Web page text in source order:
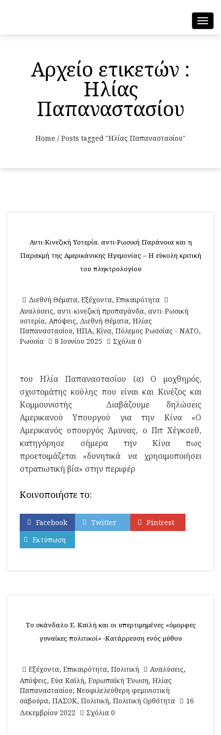
Αρχείο ετικετών :
Ηλίας
Παπαναστασίου
Home / Posts tagged "Ηλίας Παπαναστασίου"
Αντι-Κινεζική Υστερία, αντι-Ρωσική Παράνοια και η
Παρακμή της Αμερικάνικης Ηγεμονίας – H εύκολη κριτική
του πληκτρολογίου
Διεθνή Θέματα, Εξέχοντα, Επικαιρότητα
Αναλύσεις, αντι-κινεζική προπαγάνδα, αντι-Ρωσική
υστερία, Απόψεις, Διεθνή Θέματα, Ηλίας
Παπαναστασίου, ΗΠΑ, Κίνα, Πόλεμος Ρωσσίας - ΝΑΤΟ,
Ρωσσία
8 Ιουνίου 2025 Σχόλια 0
του Ηλία Παπαναστασίου (α) Ο μοχθηρός,
σχιστομάτης κούλης που είναι και Κινέζος και
Κομμουνιστής Διαβάζουμε δηλώσεις
Αμερικανού Υπουργού για την Κίνα «Ο
Αμερικανός υπουργός Άμυνας, ο Πιτ Χέγκσεθ,
κατηγόρησε σήμερα την Κίνα πως
προετοιμάζεται «δυνητικά να χρησιμοποιήσει
στρατιωτική βία» στην περιφέρ
Κοινοποιήστε το:
Facebook Twitter
Pintrest
Εκτύπωση
Το σκάνδαλο Ε. Καϊλή και οι υπερτιμημένες «όμορφες
γυναίκες πολιτικοί» -Κατάρρευση ενός μύθου
Εξέχοντα, Επικαιρότητα, Πολιτική Αναλύσεις,
Απόψεις, Εύα Καϊλή, Ευρωπαϊκή Ένωση, Ηλίας
Παπαναστασίου, Νεοφιλελεύθερη φεμινιστική
σαβούρα, ΠΑΣΟΚ, Πολιτική, Πολιτική Ορθότητα
16
Δεκεμβρίου 2022
Σχόλια 0